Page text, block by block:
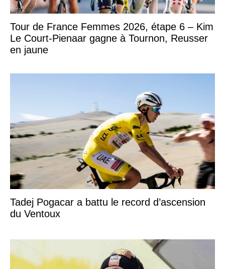
Tour de France Femmes 2026, étape 6 – Kim
Le Court-Pienaar gagne à Tournon, Reusser
en jaune
Tadej Pogacar a battu le record d’ascension
du Ventoux